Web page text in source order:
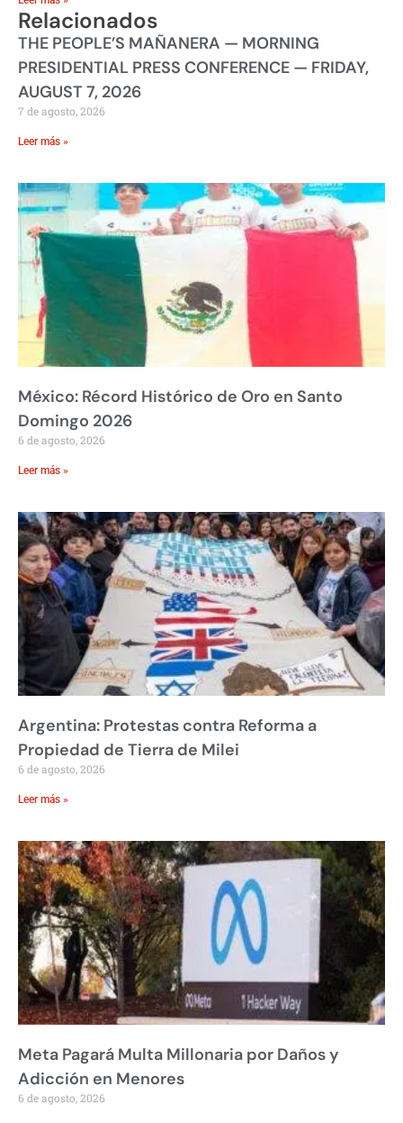
Relacionados
THE PEOPLE’S MAÑANERA — MORNING
PRESIDENTIAL PRESS CONFERENCE — FRIDAY,
AUGUST 7, 2026
7 de agosto, 2026
Leer más »
México: Récord Histórico de Oro en Santo
Domingo 2026
6 de agosto, 2026
Leer más »
Argentina: Protestas contra Reforma a
Propiedad de Tierra de Milei
6 de agosto, 2026
Leer más »
Meta Pagará Multa Millonaria por Daños y
Adicción en Menores
6 de agosto, 2026